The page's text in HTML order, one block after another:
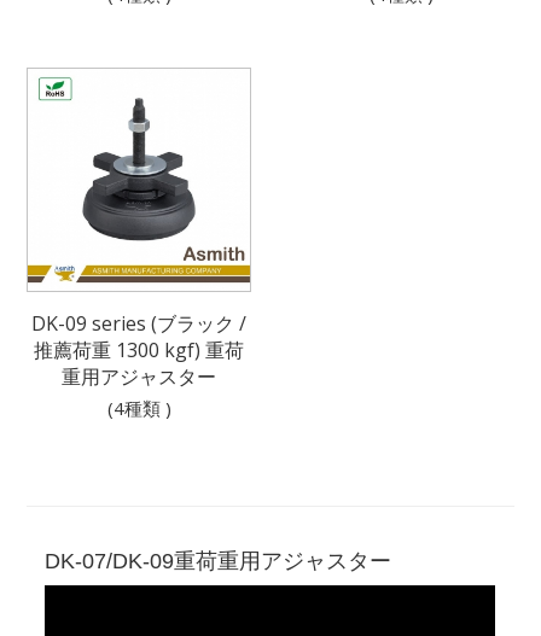
DK-09 series (ブラック /
推薦荷重 1300 kgf) 重荷
重用アジャスター
(4種類 )
DK-07/DK-09重荷重用アジャスター